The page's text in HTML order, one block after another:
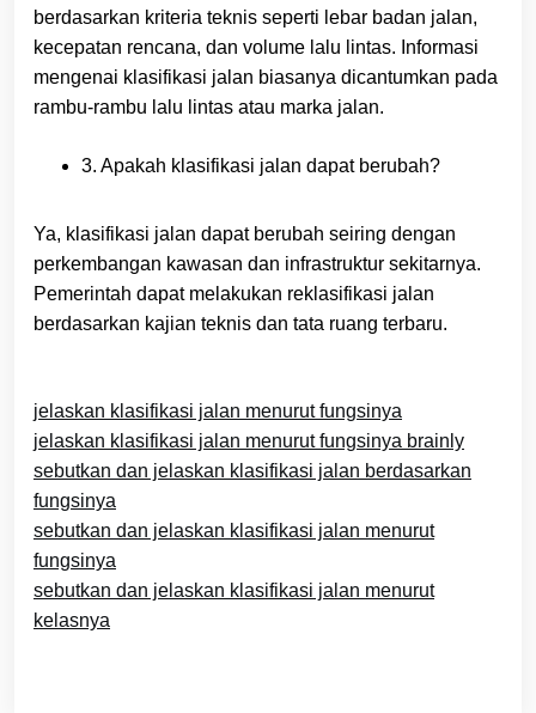
berdasarkan kriteria teknis seperti lebar badan jalan,
kecepatan rencana, dan volume lalu lintas. Informasi
mengenai klasifikasi jalan biasanya dicantumkan pada
rambu-rambu lalu lintas atau marka jalan.
3. Apakah klasifikasi jalan dapat berubah?
Ya, klasifikasi jalan dapat berubah seiring dengan
perkembangan kawasan dan infrastruktur sekitarnya.
Pemerintah dapat melakukan reklasifikasi jalan
berdasarkan kajian teknis dan tata ruang terbaru.
jelaskan klasifikasi jalan menurut fungsinya
jelaskan klasifikasi jalan menurut fungsinya brainly
sebutkan dan jelaskan klasifikasi jalan berdasarkan
fungsinya
sebutkan dan jelaskan klasifikasi jalan menurut
fungsinya
sebutkan dan jelaskan klasifikasi jalan menurut
kelasnya